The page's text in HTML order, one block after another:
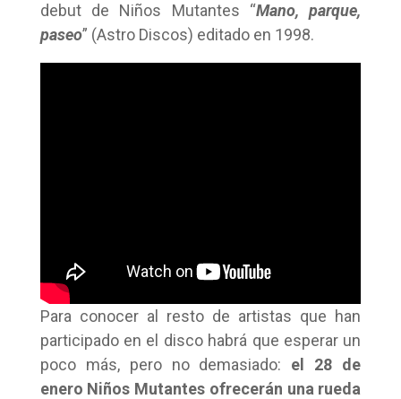
debut de Niños Mutantes “Mano, parque,
paseo” (Astro Discos) editado en 1998.
Para conocer al resto de artistas que han
participado en el disco habrá que esperar un
poco más, pero no demasiado: el 28 de
enero Niños Mutantes ofrecerán una rueda